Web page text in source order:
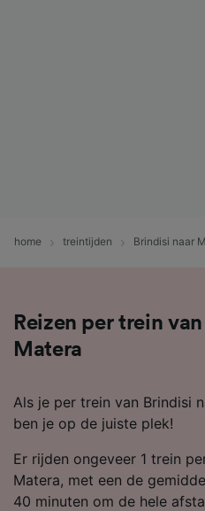
home treintijden Brindisi naar
Reizen per trein
Matera
Als je per trein van Brindisi
ben je op de juiste plek!
Er rijden ongeveer 1 trein
Matera, met een de
40 minuten om de hele